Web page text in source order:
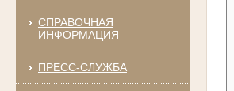
СПРАВОЧНАЯ
ИНФОРМАЦИЯ
ПРЕСС-СЛУЖБА